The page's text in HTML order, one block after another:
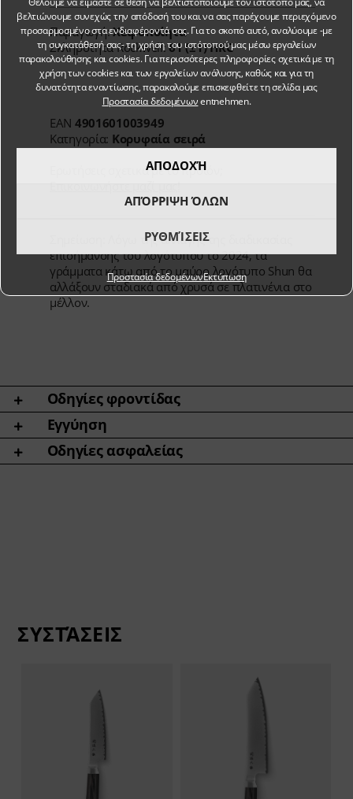
βελτιώνουμε συνεχώς την απόδοσή του και να σας παρέχουμε περιεχόμενο
προσαρμοσμένο στα ενδιαφέροντά σας. Για το σκοπό αυτό, αναλύουμε -με
τη συγκατάθεσή σας- τη χρήση του ιστότοπού μας μέσω εργαλείων
παρακολούθησης και cookies. Για περισσότερες πληροφορίες σχετικά με τη
χρήση των cookies και των εργαλείων ανάλυσης, καθώς και για τη
δυνατότητα εναντίωσης, παρακαλούμε επισκεφθείτε τη σελίδα μας
Προστασία δεδομένωνentnehmen.
ΑΠΟΔΟΧΉ
ΑΠΌΡΡΙΨΗ ΌΛΩΝ
ΡΥΘΜΊΣΕΙΣ
Προστασία δεδομένωνΕκτύπωση
Παραγωγή:Χειροποίητα
Σκληρότητα Rockwell:61 (±1) HRC
EAN 4901601003949
Κατηγορία: Κορυφαία σειρά
Ερωτήσεις σχετικά με το προϊόν;
Σημείωση: Λόγω της αλλαγής της διαδικασίας
επισήμανσης του λογότυπου το 2024, τα
γράμματα κάτω από το μαύρο λογότυπο Shun θα
αλλάξουν σταδιακά από χρυσά σε πλατινένια στο
μέλλον.
Οδηγίες φροντίδας
Εγγύηση
Οδηγίες ασφαλείας
ΣΥΣΤΆΣΕΙΣ